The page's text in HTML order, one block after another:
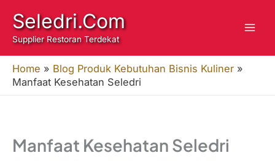
content
Seledri.Com
Supplier Restoran Terdekat
Home » Blog Produk Kebutuhan Bisnis Kuliner »
Manfaat Kesehatan Seledri
Manfaat Kesehatan Seledri